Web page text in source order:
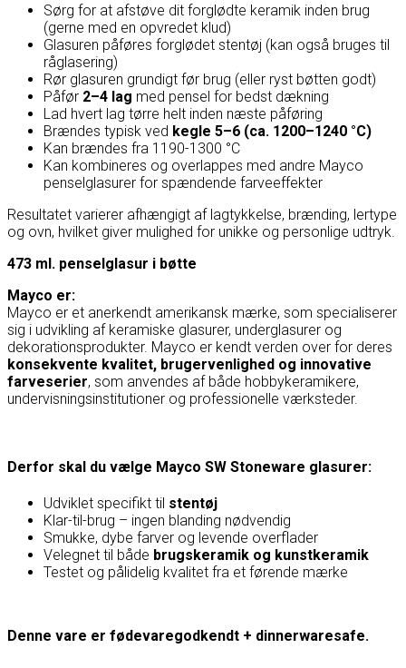
Sørg for at afstøve dit forglødte keramik inden brug
(gerne med en opvredet klud)
Glasuren påføres forglødet stentøj (kan også bruges til
råglasering)
Rør glasuren grundigt før brug (eller ryst bøtten godt)
Påfør 2–4 lag med pensel for bedst dækning
Lad hvert lag tørre helt inden næste påføring
Brændes typisk ved kegle 5–6 (ca. 1200–1240 °C)
Kan brændes fra 1190-1300 °C
Kan kombineres og overlappes med andre Mayco
penselglasurer for spændende farveeffekter
Resultatet varierer afhængigt af lagtykkelse, brænding, lertype
og ovn, hvilket giver mulighed for unikke og personlige udtryk.
473 ml. penselglasur i bøtte
Mayco er:
Mayco er et anerkendt amerikansk mærke, som specialiserer
sig i udvikling af keramiske glasurer, underglasurer og
dekorationsprodukter. Mayco er kendt verden over for deres
konsekvente kvalitet, brugervenlighed og innovative
farveserier, som anvendes af både hobbykeramikere,
undervisningsinstitutioner og professionelle værksteder.
Derfor skal du vælge Mayco SW Stoneware glasurer:
Udviklet specifikt til stentøj
Klar-til-brug – ingen blanding nødvendig
Smukke, dybe farver og levende overflader
Velegnet til både brugskeramik og kunstkeramik
Testet og pålidelig kvalitet fra et førende mærke
Denne vare er fødevaregodkendt + dinnerwaresafe.